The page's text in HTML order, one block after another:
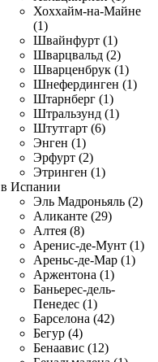
Хоххайм-на-Майне
(1)
Швайнфурт (1)
Шварцвальд (2)
Шварценбрук (1)
Шнефердинген (1)
Штарнберг (1)
Штральзунд (1)
Штутгарт (6)
Энген (1)
Эрфурт (2)
Этринген (1)
в Испании
Эль Мадроньяль (2)
Аликанте (29)
Алтея (8)
Аренис-де-Мунт (1)
Ареньс-де-Мар (1)
Аржентона (1)
Баньерес-дель-
Пенедес (1)
Барселона (42)
Бегур (4)
Бенаавис (12)